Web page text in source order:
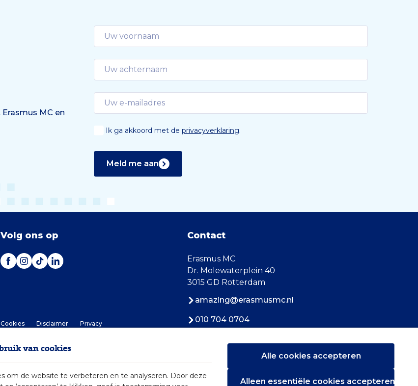
MC en
Ik ga akkoord met de privacyverklaring.
Meld me aan
Volg ons op
Cookies Disclaimer Privacy
Contact
Erasmus MC
Dr. Molewaterplein 40
3015 GD Rotterdam
amazing@erasmusmc.nl
010 704 0704
van cookies
om de website te verbeteren en te analyseren. Door deze
Alle cookies accepteren
Alleen essentiële cookies accepteren